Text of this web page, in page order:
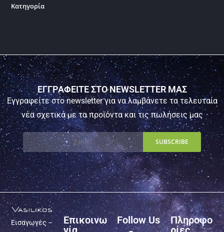
Κατηγορία
ΕΓΓΡΑΦΕΙΤΕ ΣΤΟ NEWSLETTER ΜΑΣ
Εγγραφείτε στο newsletter για να λαμβάνετε τα τελευταία
νέα σχετικά με τα προϊόντα και τις πωλήσεις μας
Εισαγωγές –
Επικοινω
Follow Us
Πληροφο